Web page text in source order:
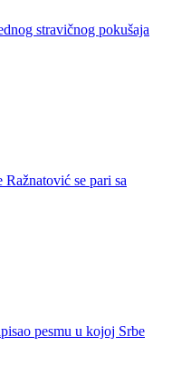
stravičnog pokušaja
se pari sa
pesmu u kojoj Srbe